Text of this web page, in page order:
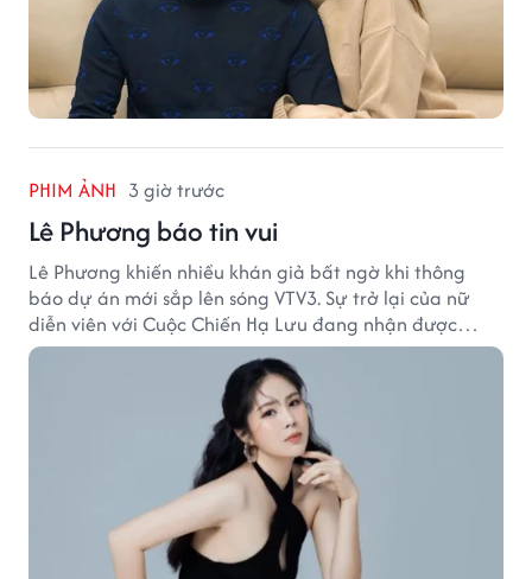
PHIM ẢNH 3 giờ trước
Lê Phương báo tin vui
Lê Phương khiến nhiều khán giả bất ngờ khi thông
báo dự án mới sắp lên sóng VTV3. Sự trở lại của nữ
diễn viên với Cuộc Chiến Hạ Lưu đang nhận được
nhiều sự quan tâm.